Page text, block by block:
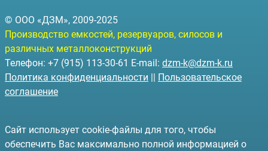
© ООО «ДЗМ», 2009-2025
Производство емкостей, резервуаров, силосов и
различных металлоконструкций
Телефон: +7 (915) 113-30-61 E-mail: dzm-k@dzm-k.ru
Политика конфиденциальности || Пользовательское
соглашение
Сайт использует cookie-файлы для того, чтобы
обеспечить Вас максимально полной информацией о